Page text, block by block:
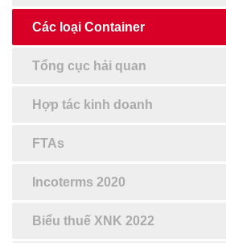
Các loại Container
Tổng cục hải quan
Hợp tác kinh doanh
FTAs
Incoterms 2020
Biểu thuế XNK 2022